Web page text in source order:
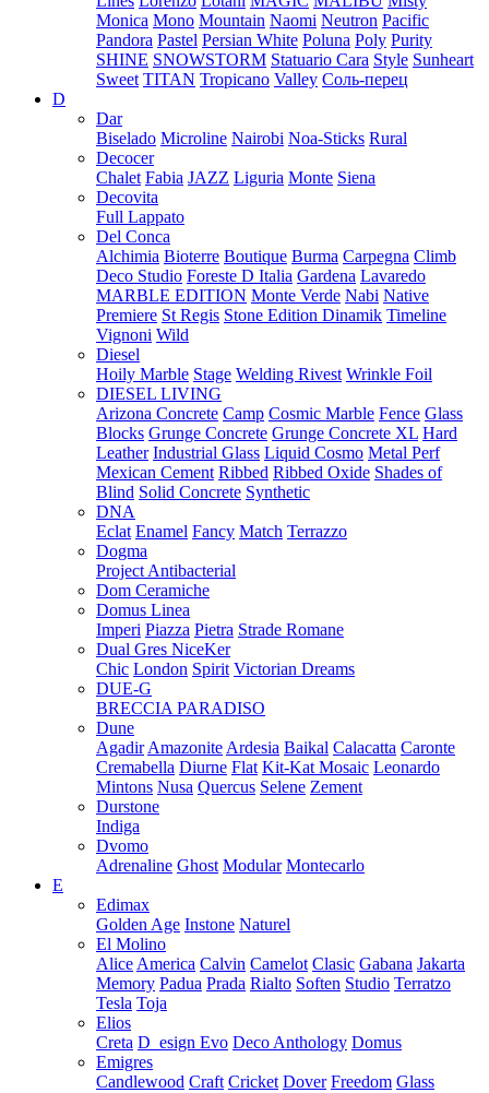
Monica Mono Mountain Naomi Neutron Pacific
Pandora Pastel Persian White Poluna Poly Purity
SHINE SNOWSTORM Statuario Cara Style Sunheart
Sweet TITAN Tropicano Valley Соль-перец
D
Dar
Biselado Microline Nairobi Noa-Sticks Rural
Decocer
Chalet Fabia JAZZ Liguria Monte Siena
Decovita
Full Lappato
Del Conca
Alchimia Bioterre Boutique Burma Carpegna Climb
Deco Studio Foreste D Italia Gardena Lavaredo
MARBLE EDITION Monte Verde Nabi Native
Premiere St Regis Stone Edition Dinamik Timeline
Vignoni Wild
Diesel
Hoily Marble Stage Welding Rivest Wrinkle Foil
DIESEL LIVING
Arizona Concrete Camp Cosmic Marble Fence Glass
Blocks Grunge Concrete Grunge Concrete XL Hard
Leather Industrial Glass Liquid Cosmo Metal Perf
Mexican Cement Ribbed Ribbed Oxide Shades of
Blind Solid Concrete Synthetic
DNA
Eclat Enamel Fancy Match Terrazzo
Dogma
Project Antibacterial
Dom Ceramiche
Domus Linea
Imperi Piazza Pietra Strade Romane
Dual Gres NiceKer
Chic London Spirit Victorian Dreams
DUE-G
BRECCIA PARADISO
Dune
Agadir Amazonite Ardesia Baikal Calacatta Caronte
Cremabella Diurne Flat Kit-Kat Mosaic Leonardo
Mintons Nusa Quercus Selene Zement
Durstone
Indiga
Dvomo
Adrenaline Ghost Modular Montecarlo
E
Edimax
Golden Age Instone Naturel
El Molino
Alice America Calvin Camelot Clasic Gabana Jakarta
Memory Padua Prada Rialto Soften Studio Terratzo
Tesla Toja
Elios
Creta D_esign Evo Deco Anthology Domus
Emigres
Candlewood Craft Cricket Dover Freedom Glass